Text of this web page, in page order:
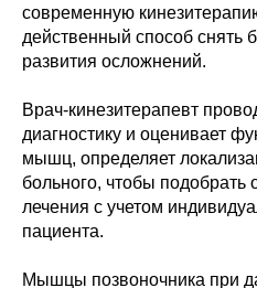
современную
действенный способ снять
развития осложнений.
Врач-кинезитерапевт
диагностику и оценивает
мышц, определяет
больного, чтобы подобрать
лечения с учетом
пациента.
Мышцы позвоночника при